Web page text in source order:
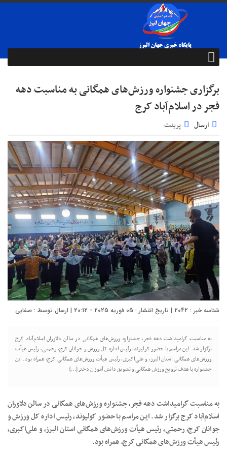
برگزاری جشنواره ورزش‌های همگانی به مناسبت دهه
فجر در اسلام‌آباد کرج
ارسال پرینت
شناسه خبر : 2042 | تاریخ انتشار : 05 فوریه 2025 - 20:12 | ارسال توسط : صفایی
به مناسبت گرامیداشت دهه فجر، جشنواره ورزش‌های همگانی در سالن دلاوران اسلام‌آباد کرج
برگزار شد. این مراسم با حضور کولیوند، رئیس اداره کل ورزش و جوانان کرج، رحمتی، رئیس هیأت
ورزش‌های همگانی استان البرز، و علی‌اکبری، رئیس هیأت ورزش‌های همگانی کرج، همراه بود. این
جشنواره با هدف ترویج ورزش همگانی و تشویق دانش آموزان دختر […]
به مناسبت گرامیداشت دهه فجر، جشنواره ورزش‌های همگانی در سالن دلاوران
اسلام‌آباد کرج برگزار شد. این مراسم با حضور کولیوند، رئیس اداره کل ورزش و
جوانان کرج، رحمتی، رئیس هیأت ورزش‌های همگانی استان البرز، و علی‌اکبری،
رئیس هیأت ورزش‌های همگانی کرج، همراه بود.